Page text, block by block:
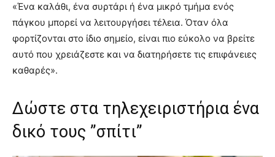
«Ένα καλάθι, ένα συρτάρι ή ένα μικρό τμήμα ενός
πάγκου μπορεί να λειτουργήσει τέλεια. Όταν όλα
φορτίζονται στο ίδιο σημείο, είναι πιο εύκολο να βρείτε
αυτό που χρειάζεστε και να διατηρήσετε τις επιφάνειες
καθαρές».
Δώστε στα τηλεχειριστήρια ένα
δικό τους ”σπίτι”